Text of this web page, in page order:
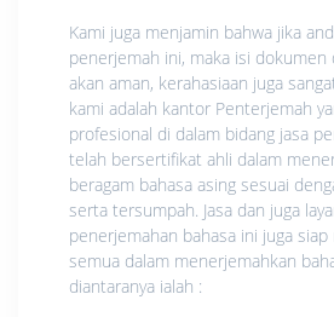
Kami juga menjamin bahwa jika
penerjemah ini, maka isi dokumen
akan aman, kerahasiaan juga
kami adalah kantor Penterjemah
profesional di dalam bidang jasa
telah bersertifikat ahli dalam
beragam bahasa asing sesuai
serta tersumpah. Jasa dan juga
penerjemahan bahasa ini juga
semua dalam menerjemahkan
diantaranya ialah :